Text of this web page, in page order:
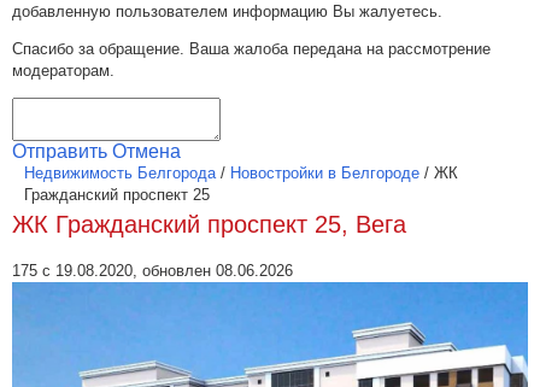
добавленную пользователем информацию Вы жалуетесь.
Спасибо за обращение. Ваша жалоба передана на рассмотрение
модераторам.
Отправить Отмена
Недвижимость Белгорода/ Новостройки в Белгороде / ЖК
Гражданский проспект 25
ЖК Гражданский проспект 25, Вега
175 с 19.08.2020, обновлен 08.06.2026